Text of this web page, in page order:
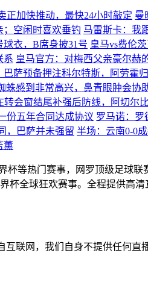
正加快推动，最快24小时敲定 曼
；空闲时喜欢垂钓 马雷斯卡：我
衣，B席身披31号 皇马vs费伦
系 皇马官方：对梅西父亲豪尔赫
巴萨预备押注科尔特斯，阿劳霍
蛛感到非常高兴，鼻青眼肿会协
会窗结尾补强后防线，阿切尔
份五年合同达成协议 罗马诺：罗
，巴萨并未强留 半场：云南0-0
薰
等热门赛事，网罗顶级足球
全球狂欢赛事。全程提供高
联网，我们自身不提供任何